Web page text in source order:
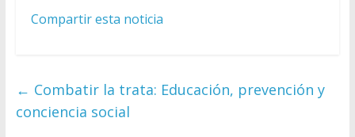
Compartir esta noticia
← Combatir la trata: Educación, prevención y
conciencia social